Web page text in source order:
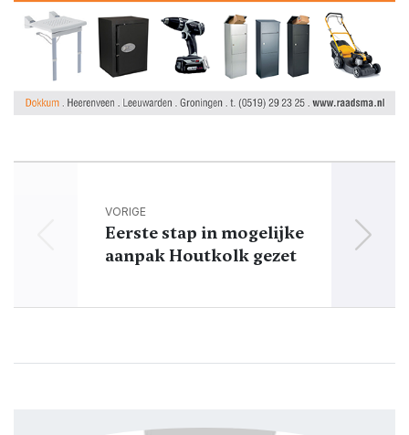
VORIGE
Eerste stap in mogelijke
aanpak Houtkolk gezet